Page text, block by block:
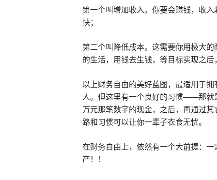
第一个叫增加收入。你要会赚钱，收
快；
第二个叫降低成本。这需要你用极大
的生活，用钱去生钱，等目标实现之后
以上财务自由的美好蓝图，最适用于
人。但这里有一个良好的习惯——那就
万元那笔数字的现金，之后，再通过
路和习惯可以让你一辈子衣食无忧。
在财务自由上，依然有一个大前提：
产！！